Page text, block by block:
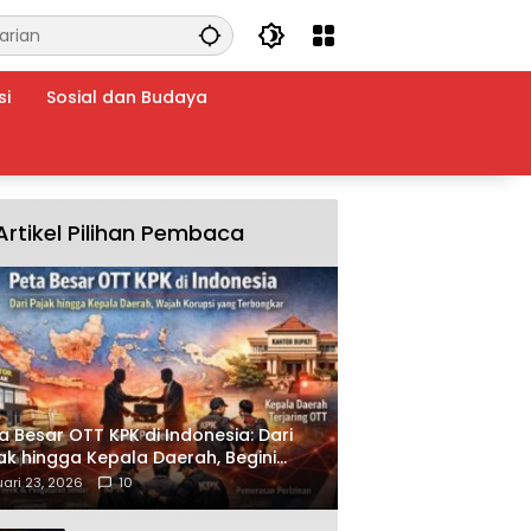
Sosial dan Budaya
Pilihan Pembaca
Besar OTT KPK di Indonesia: Dari
hingga Kepala Daerah, Begini
Korupsi yang Terbongkar
23, 2026 10